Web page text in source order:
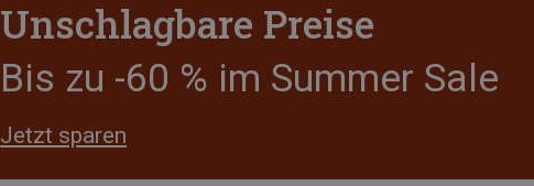
Unschlagbare Preise
Bis zu -60 % im Summer Sale
Jetzt sparen